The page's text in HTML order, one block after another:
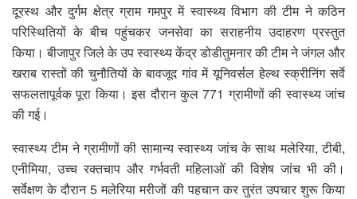
दूरस्थ और दुर्गम क्षेत्र ग्राम गमपुर में स्वास्थ्य विभाग की टीम ने कठिन
परिस्थितियों के बीच पहुंचकर जनसेवा का सराहनीय उदाहरण प्रस्तुत
किया। बीजापुर जिले के उप स्वास्थ्य केंद्र डोडीतुमनार की टीम ने जंगल और
खराब रास्तों की चुनौतियों के बावजूद गांव में यूनिवर्सल हेल्थ स्क्रीनिंग सर्वे
सफलतापूर्वक पूरा किया। इस दौरान कुल 771 ग्रामीणों की स्वास्थ्य जांच
की गई।
स्वास्थ्य टीम ने ग्रामीणों की सामान्य स्वास्थ्य जांच के साथ मलेरिया, टीबी,
एनीमिया, उच्च रक्तचाप और गर्भवती महिलाओं की विशेष जांच भी की।
सर्वेक्षण के दौरान 5 मलेरिया मरीजों की पहचान कर तुरंत उपचार शुरू किया